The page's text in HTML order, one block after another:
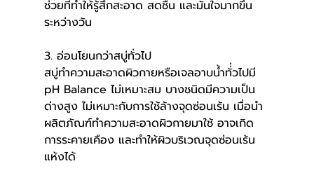
ช่วยที่ทำให้รู้สึกสะอาด สดชื่น และมั่นใจมากขึ้น
ระหว่างวัน
3. อ่อนโยนกว่าสบู่ทั่วไป
สบู่ทำความสะอาดผิวกายหรือเจลอาบน้ำทั่่วไปมี
pH Balance ไม่เหมาะสม บางชนิดมีความเป็น
ด่างสูง ไม่เหมาะกับการใช้ล้างจุดซ่อนเร้น เมื่อนำ
ผลิตภัณฑ์ทำความสะอาดผิวกายมาใช้ อาจเกิด
การระคายเคือง และทำให้ผิวบริเวณจุดซ่อนเร้น
แห้งได้